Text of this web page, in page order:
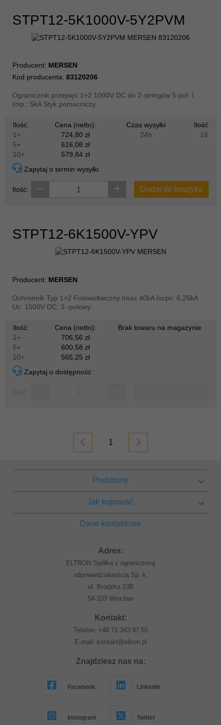
STPT12-5K1000V-5Y2PVM
Producent: MERSEN
Kod producenta: 83120206
Ogranicznik przepięć 1+2 1000V DC do 2-stringów 5-pol. I
Imp.: 5kA Styk pomocniczy
Ilość:
Cena (netto):
1+
724,80 zł
5+
616,08 zł
10+
579,84 zł
Czas wysyłki
Ilość
24h
16
Zapytaj o termin wysyłki
Ilość: Dodaj do koszyka
STPT12-6K1500V-YPV
Producent: MERSEN
Ochronnik Typ 1+2 Fotowoltaiczny Imax 40kA Iscpv: 6,25kA
Uc: 1500V DC; 3 -polowy
Ilość:
Cena (netto):
1+
706,56 zł
5+
600,58 zł
10+
565,25 zł
Brak towaru na magazynie
Zapytaj o dostępność
1
Podstrony
Jak kupować
Dane kontaktowe
Adres:
ELTRON Spółka z ograniczoną
odpowiedzialnością Sp. k.
ul. Brodzka 10B
54-103 Wrocław
Kontakt:
Telefon: +48 71 343 97 55
E-mail: kontakt@eltron.pl
Znajdziesz nas na:
Facebook Linkedin
Instagram Twitter